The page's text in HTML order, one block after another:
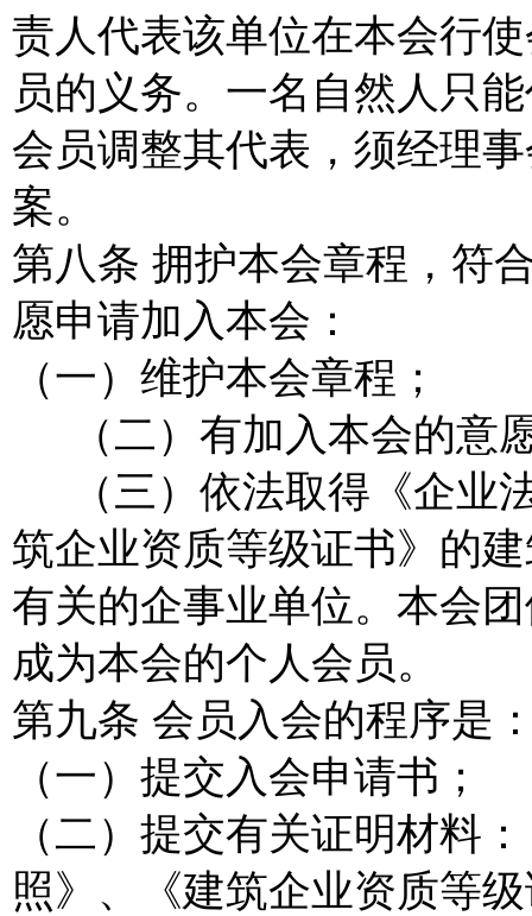
责人代表该单位在本会行
员的义务。一名自然人只
会员调整其代表，须经理
案。
第八条 拥护本会章程，符
愿申请加入本会：
（一）维护本会章程；
（二）有加入本会的意
（三）依法取得《企业
筑企业资质等级证书》的
有关的企事业单位。本会
成为本会的个人会员。
第九条 会员入会的程序是
（一）提交入会申请书；
（二）提交有关证明材料
照》、《建筑企业资质等